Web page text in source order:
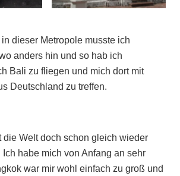
dieser Metropole musste ich
anders hin und so hab ich
Bali zu fliegen und mich dort mit
Deutschland zu treffen.
die Welt doch schon gleich wieder
habe mich von Anfang an sehr
war mir wohl einfach zu groß und